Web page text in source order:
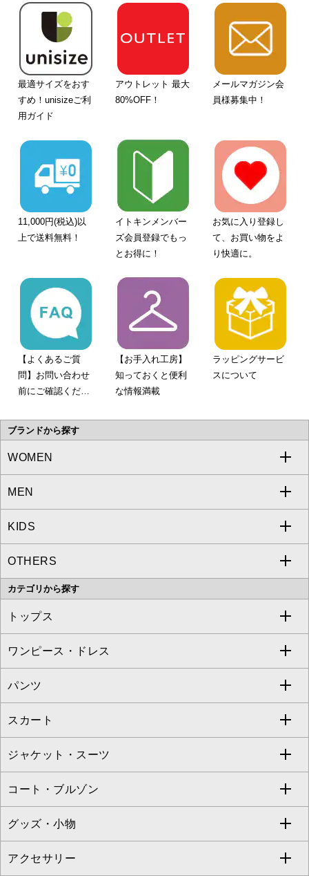
最適サイズをおす
すめ！unisizeご利
用ガイド
アウトレット 最大
80%OFF！
メールマガジン会
員様募集中！
11,000円(税込)以
上で送料無料！
イトキンメンバー
ズ会員登録でもっ
とお得に！
お気に入り登録し
て、お買い物をよ
り快適に。
【よくあるご質
問】お問い合わせ
前にご確認くださ
【お手入れ工房】
知っておくと便利
な情報満載
ラッピングサービ
スについて
ブランドから探す
WOMEN
a.v.v
MICHEL KLEIN
MK MICHEL KLEIN
OFUON le MK
MEN
a.v.v
MICHEL KLEIN HOMME
MK MICHEL KLEIN HOMME
KIDS
a.v.v
OTHERS
MK MICHEL KLEIN BAG
カテゴリから探す
トップス
すべてのトップス
カットソー・Tシャツ
ブラウス・シャツ
ニット・セーター
カーディガン
アンサンブルセット
ベスト・ジレ
ワンピース・ドレス
すべてのワンピース・ドレス
ワンピース
ドレス
チュニック
ジャンパースカート
その他のワンピース・ドレス
パンツ
すべてのパンツ
フルレングスパンツ
クロップド・半端丈パンツ
ガウチョ・ワイドパンツ
ハーフ・ショート丈パンツ
スカート
すべてのスカート
ロング・マキシ丈スカート
ひざ丈スカート
ミモレ丈スカート
ジャケット・スーツ
すべてのジャケット・スーツ
テーラードジャケット
ノーカラージャケット
コート・ブルゾン
すべてのコート・ブルゾン
トレンチコート
グッズ・小物
すべてのグッズ・小物
アクセサリー